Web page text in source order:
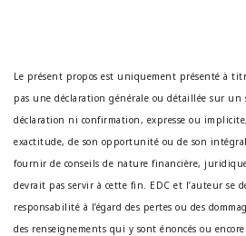
Le présent propos est uniquement présenté à
pas une déclaration générale ou détaillée sur
déclaration ni confirmation, expresse ou implicite,
exactitude, de son opportunité ou de son
fournir de conseils de nature financière,
devrait pas servir à cette fin. EDC et l’auteur se
responsabilité à l’égard des pertes ou des
des renseignements qui y sont énoncés ou